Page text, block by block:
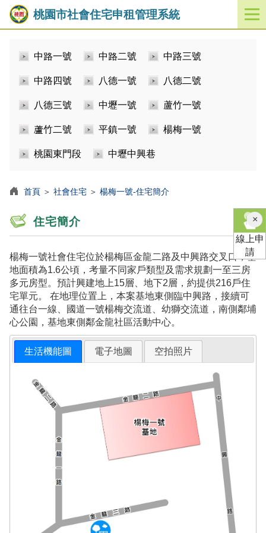
桃園市社會住宅申租管理系統
開
啟
中路一號 中路二號 中路三號
中路四號 八德一號 八德二號
八德三號 中壢一號 蘆竹一號
蘆竹二號 平鎮一號 楊梅一號
桃園東門段 中壢中興巷
首頁 ＞ 社會住宅 ＞ 楊梅一號-住宅簡介
住宅簡介
楊梅一號社會住宅位於楊梅區金龍二路及中興路交叉口，基
地面積為1.6公頃，考量不同家戶類型及需求規劃一至三房
多元房型。預計興建地上15層、地下2層，約提供216戶住
宅單元。 在地理位置上，本案基地東側臨中興路，接續可
通往台一線、國道一號楊梅交流道、幼獅交流道，南側鄰埔
心公園，基地東側鄰金龍社區活動中心。
生活機能圖 電子地圖 空拍照片
×關
閉
線上申
請